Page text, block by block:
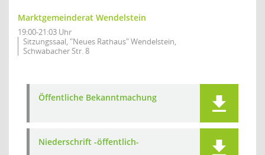
Marktgemeinderat Wendelstein
19:00-21:03 Uhr
Sitzungssaal, "Neues Rathaus" Wendelstein,
Schwabacher Str. 8
Öffentliche Bekanntmachung
Niederschrift -öffentlich-